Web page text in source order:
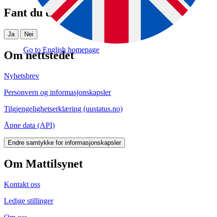
Go to English homepage
Fant du det du lette etter?
Ja Nei
Om nettstedet
Nyhetsbrev
Personvern og informasjonskapsler
Tilgjengelighetserklæring (uustatus.no)
Åpne data (API)
Endre samtykke for informasjonskapsler
Om Mattilsynet
Kontakt oss
Ledige stillinger